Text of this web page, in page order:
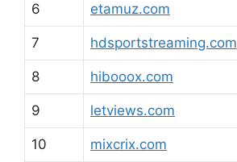
6 etamuz.com
7 hdsportstreaming.com
8 hibooox.com
9 letviews.com
10 mixcrix.com